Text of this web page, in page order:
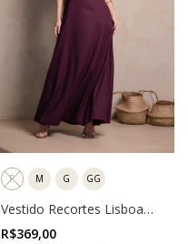
P M G GG
Vestido Recortes Lisboa
Uva
R$369,00